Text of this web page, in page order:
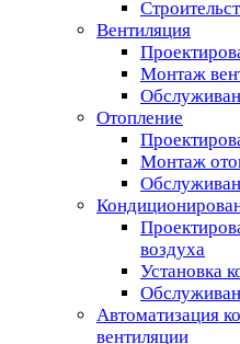
Вентиляция
Монтаж
Отопление
Монтаж
воздуха
Установка
Автоматизация
вентиляции